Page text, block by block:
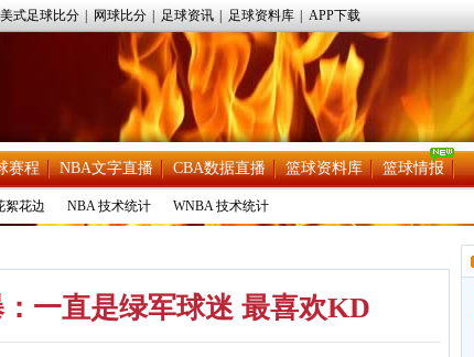
美式足球比分 网球比分 足球资讯 足球资料库 APP下载
赛程 NBA文字直播 CBA数据直播 篮球资料库 篮球情报
絮花边 NBA 技术统计 WNBA 技术统计
一直是绿军球迷 最喜欢KD